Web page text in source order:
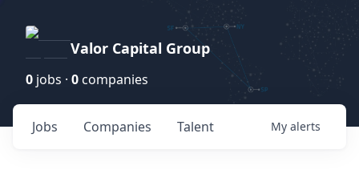
Valor Capital Group
0 jobs · 0 companies
Jobs Companies Talent My alerts